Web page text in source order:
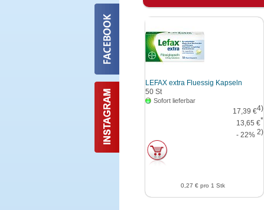
LEFAX extra Fluessig Kapseln
50 St
Sofort lieferbar
17,39 €4)
13,65 €*
- 22%2)
0,27 € pro 1 Stk